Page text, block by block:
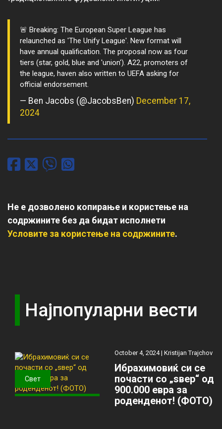
🚨 Breaking: The European Super League has
relaunched as 'The Unify League'. New format will
have annual qualification. The proposal now as four
tiers (star, gold, blue and 'union'). A22, promoters of
the league, haven also written to UEFA asking for
official endorsement.
— Ben Jacobs (@JacobsBen) December 17,
2024
Не е дозволено копирање и користење на
содржините без да бидат исполнети
Условите за користење на содржините.
Најпопуларни вести
Свет
October 4, 2024 |Kristijan Trajchov
Ибрахимовиќ си се
почасти со „ѕвер“ од
900.000 евра за
роденденот! (ФОТО)